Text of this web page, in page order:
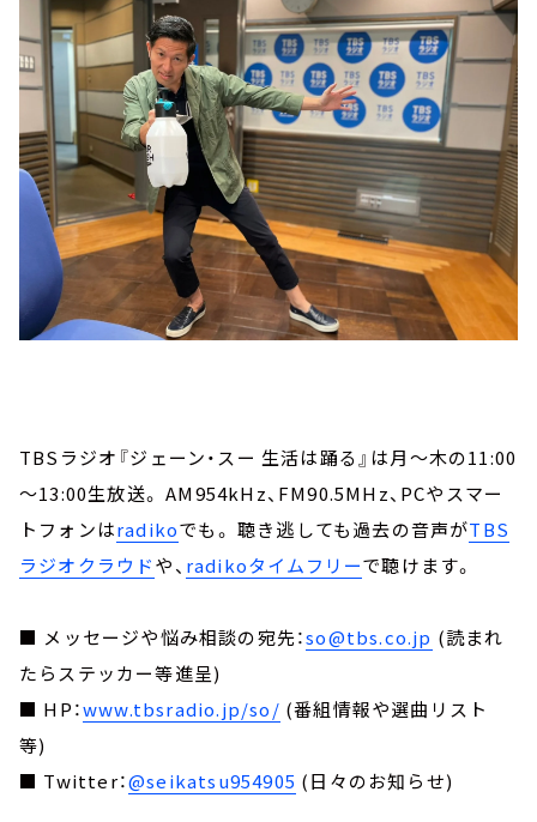
TBSラジオ『ジェーン・スー 生活は踊る』は月～木の11:00
～13:00生放送。 AM954kHz、FM90.5MHz、PCやスマー
トフォンはradikoでも。 聴き逃しても過去の音声がTBS
ラジオクラウドや、 radikoタイムフリーで聴けます。
■ メッセージや悩み相談の宛先：so@tbs.co.jp (読まれ
たらステッカー等進呈)
■ HP：www.tbsradio.jp/so/ (番組情報や選曲リスト
等)
■ Twitter：@seikatsu954905 (日々のお知らせ)